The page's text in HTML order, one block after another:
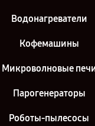
Polaris TT
Водонагреватели
Кофемашины
Микроволновые
Парогенераторы
Роботы-пылесосы